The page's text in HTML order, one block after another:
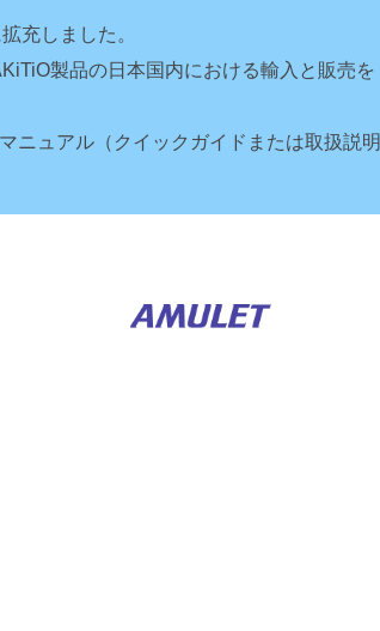
充しました。
製品の日本国内における輸入と販売を
ニュアル（クイックガイドまたは取扱説明